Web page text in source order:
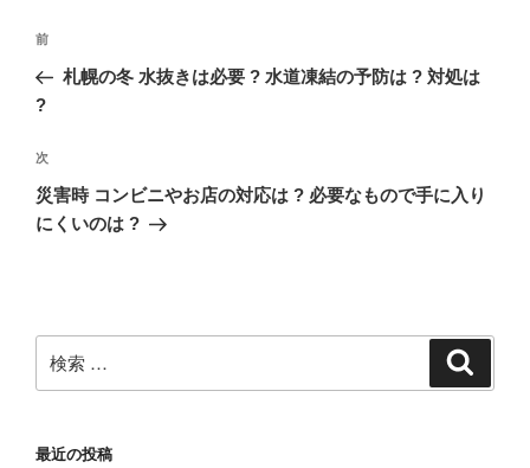
投
ナ
ゲ
ー
シ
過
去
の
稿
前
札幌の冬 水抜きは必要 ? 水道凍結の予防は ? 対処は
?
次
の
投
次
災害時 コンビニやお店の対応は ? 必要なもので手に入り
にくいのは ?
検
索:
最近の投稿